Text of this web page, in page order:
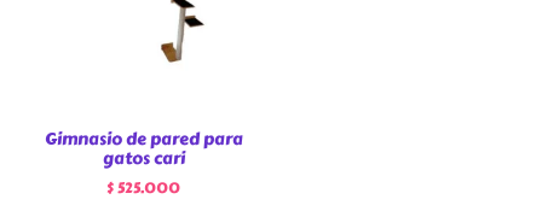
Gimnasio de pared para
gatos cari
$525.000